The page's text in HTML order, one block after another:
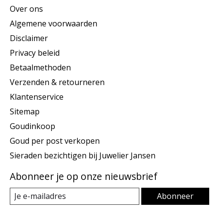
Over ons
Algemene voorwaarden
Disclaimer
Privacy beleid
Betaalmethoden
Verzenden & retourneren
Klantenservice
Sitemap
Goudinkoop
Goud per post verkopen
Sieraden bezichtigen bij Juwelier Jansen
Abonneer je op onze nieuwsbrief
Abonneer